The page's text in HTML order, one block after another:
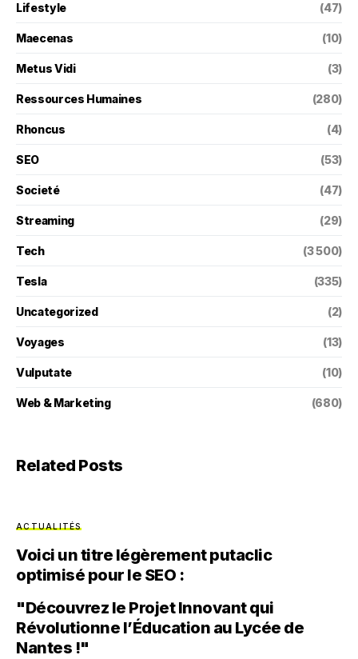
Lifestyle (47)
Maecenas (10)
Metus Vidi (3)
Ressources Humaines (280)
Rhoncus (4)
SEO (53)
Societé (47)
Streaming (29)
Tech (3 500)
Tesla (335)
Uncategorized (2)
Voyages (13)
Vulputate (10)
Web & Marketing (680)
Related Posts
ACTUALITÉS
Voici un titre légèrement putaclic
optimisé pour le SEO :
"Découvrez le Projet Innovant qui
Révolutionne l’Éducation au Lycée de
Nantes !"